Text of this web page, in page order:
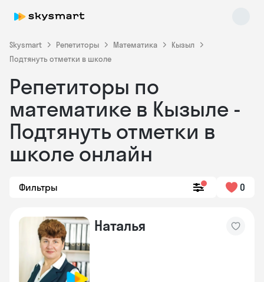
Skysmart Репетиторы Математика
Кызыл
Подтянуть отметки в школе
Репетиторы по
математике в Кызыле -
Подтянуть отметки в
школе онлайн
Фильтры 0
Наталья
Skysmart Chat